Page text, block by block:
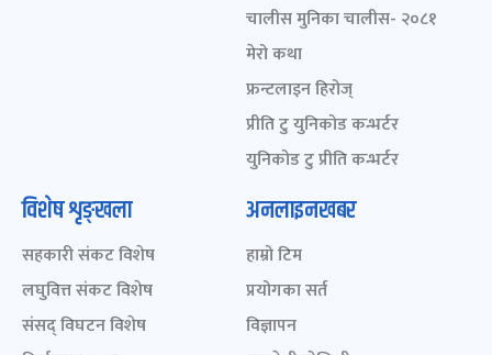
चालीस मुनिका चालीस- २०८१
मेरो कथा
फ्रन्टलाइन हिरोज्
प्रीति टु युनिकोड कन्भर्टर
युनिकोड टु प्रीति कन्भर्टर
विशेष शृङ्खला
सहकारी संकट विशेष
लघुवित्त संकट विशेष
संसद् विघटन विशेष
अनलाइनखबर
हाम्रो टिम
प्रयोगका सर्त
विज्ञापन